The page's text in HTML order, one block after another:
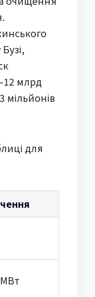
млрд
мільйонів
для